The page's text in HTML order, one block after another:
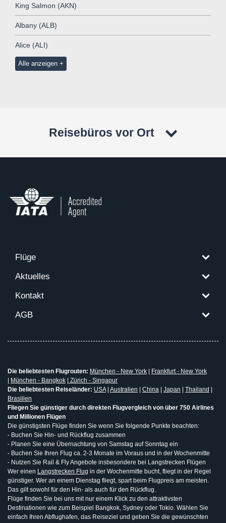
King Salmon (AKN)
Albany (ALB)
Alice (ALI)
Alle anzeigen
Reisebüros vor Ort
Flüge
Aktuelles
Kontakt
AGB
Die beliebtesten Flugrouten: München - New York
Frankfurt - New York
München - Bangkok
Zürich - Singapur
Die beliebtesten Reiseländer: USA| Australien China Japan Thailand
Brasilien
Fliegen Sie günstiger durch direkten Flugvergleich von über 750 Airlines
und Millionen Flügen
Die günstigsten Flüge finden Sie wenn Sie folgende Punkte beachten:
- Buchen Sie Hin- und Rückflug zusammen
- Planen Sie eine Übernachtung von Samstag auf Sonntag ein
- Buchen Sie Ihren Flug ca. 2-3 Monate im Voraus und in der Wochenmitte
- Nutzen Sie Rail & Fly Angebote insbesondere bei Langstrecken Flügen
Wer einen Langstrecken Flug in der Wochenmitte bucht, fliegt in der Regel
günstiger. Wer an einem Dienstag fliegt, spart beim Flugpreis am meisten.
Das gilt sowohl für den Hin- als auch für den Rückflug.
Flüge finden Sie bei uns mit nur einem Klick zu den attraktivsten
Destinationen wie zum Beispiel Bangkok, Sydney oder Tokio. Wählen Sie
einfach Ihren Abflughafen, das Reiseziel und geben Sie die gewünschten